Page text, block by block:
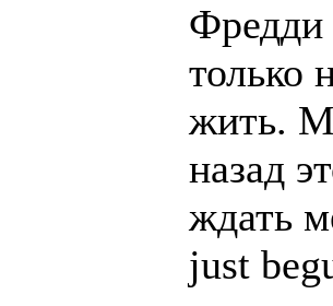
Фредди
только
жить.
назад
ждать
just